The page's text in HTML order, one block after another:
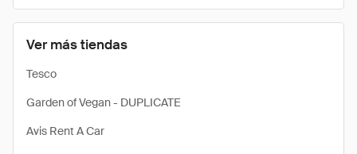
Ver más tiendas
Tesco
Garden of Vegan - DUPLICATE
Avis Rent A Car